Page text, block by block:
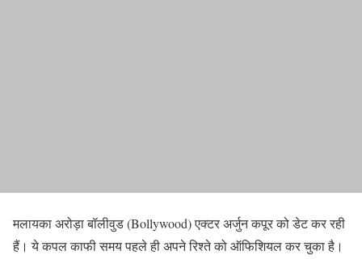
मलायका अरोड़ा बॉलीवुड (Bollywood) एक्टर अर्जुन कपूर को डेट कर रही
हैं। ये कपल काफी समय पहले ही अपने रिश्ते को ऑफिशियल कर चुका है।